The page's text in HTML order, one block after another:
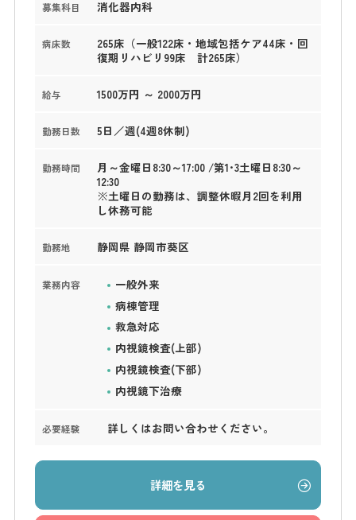
募集科目 消化器内科
病床数
265床（一般122床・地域包括ケア44床・回
復期リハビリ99床 計265床）
給与 1500万円 ～ 2000万円
勤務日数 5日／週(4週8休制)
勤務時間
月～金曜日8:30～17:00 /第1･3土曜日8:30～
12:30
※土曜日の勤務は、調整休暇月2回を利用
し休務可能
勤務地 静岡県 静岡市葵区
業務内容
一般外来
病棟管理
救急対応
内視鏡検査(上部)
内視鏡検査(下部)
内視鏡下治療
必要経験 詳しくはお問い合わせください。
詳細を見る